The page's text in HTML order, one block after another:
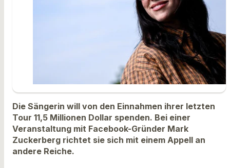
Die Sängerin will von den Einnahmen ihrer letzten
Tour 11,5 Millionen Dollar spenden. Bei einer
Veranstaltung mit Facebook-Gründer Mark
Zuckerberg richtet sie sich mit einem Appell an
andere Reiche.